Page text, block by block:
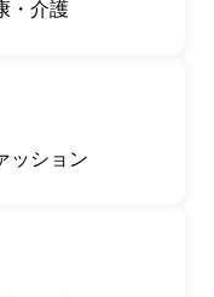
・介護
ッション